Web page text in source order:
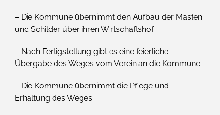
– Die Kommune übernimmt den Aufbau der Masten
und Schilder über ihren Wirtschaftshof.
– Nach Fertigstellung gibt es eine feierliche
Übergabe des Weges vom Verein an die Kommune.
– Die Kommune übernimmt die Pflege und
Erhaltung des Weges.